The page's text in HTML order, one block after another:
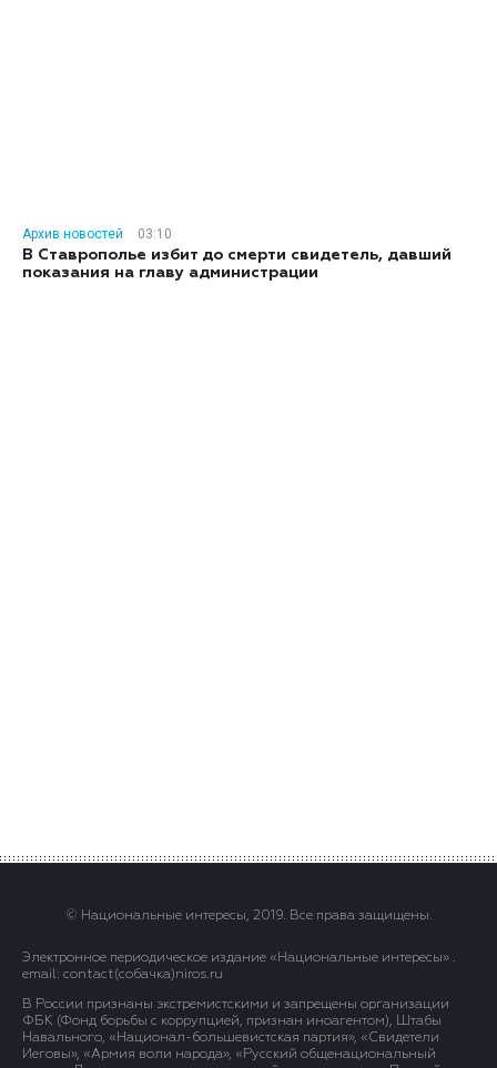
Архив новостей
03:10
В Ставрополье избит до смерти свидетель, давший
показания на главу администрации
© Национальные интересы, 2019. Все права защищены.
Электронное периодическое издание «Национальные интересы» .
email: contact(сoбaчка)niros.ru
В России признаны экстремистскими и запрещены организации
ФБК (Фонд борьбы с коррупцией, признан иноагентом), Штабы
Навального, «Национал-большевистская партия», «Свидетели
Иеговы», «Армия воли народа», «Русский общенациональный